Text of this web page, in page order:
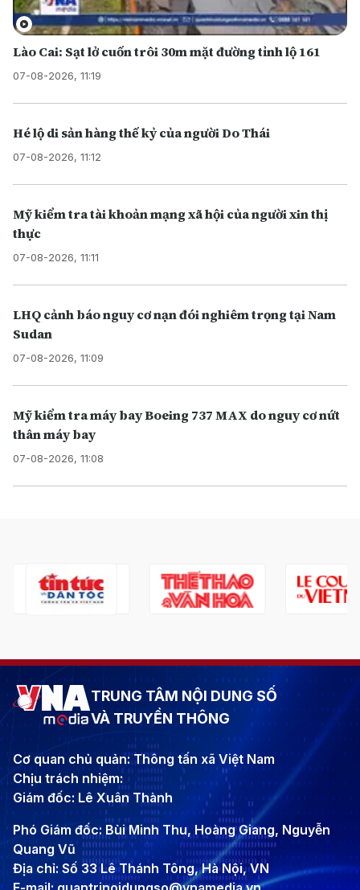
Lào Cai: Sạt lở cuốn trôi 30m mặt đường tỉnh lộ 161
07-08-2026, 11:19
Hé lộ di sản hàng thế kỷ của người Do Thái
07-08-2026, 11:12
Mỹ kiểm tra tài khoản mạng xã hội của người xin thị
thực
07-08-2026, 11:11
LHQ cảnh báo nguy cơ nạn đói nghiêm trọng tại Nam
Sudan
07-08-2026, 11:09
Mỹ kiểm tra máy bay Boeing 737 MAX do nguy cơ nứt
thân máy bay
07-08-2026, 11:08
TRUNG TÂM NỘI DUNG SỐ
VÀ TRUYỀN THÔNG
Cơ quan chủ quản: Thông tấn xã Việt Nam
Chịu trách nhiệm:
Giám đốc: Lê Xuân Thành
Phó Giám đốc: Bùi Minh Thu, Hoàng Giang, Nguyễn
Quang Vũ
Địa chỉ: Số 33 Lê Thánh Tông, Hà Nội, VN